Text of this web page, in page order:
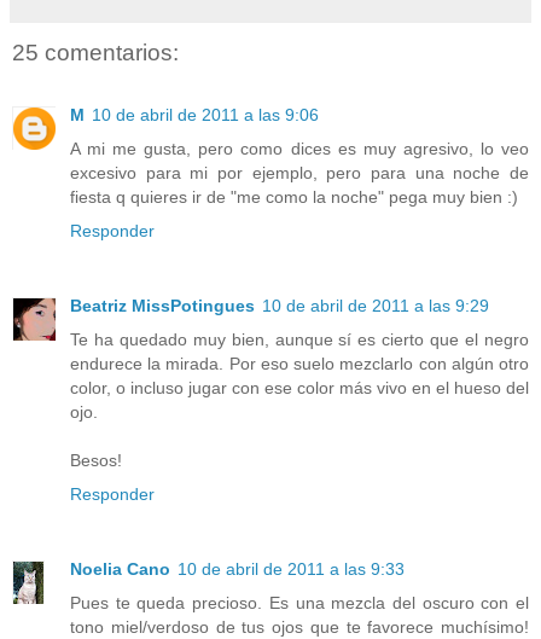
25 comentarios:
M 10 de abril de 2011 a las 9:06
A mi me gusta, pero como dices es muy agresivo, lo veo
excesivo para mi por ejemplo, pero para una noche de
fiesta q quieres ir de "me como la noche" pega muy bien :)
Responder
Beatriz MissPotingues 10 de abril de 2011 a las 9:29
Te ha quedado muy bien, aunque sí es cierto que el negro
endurece la mirada. Por eso suelo mezclarlo con algún otro
color, o incluso jugar con ese color más vivo en el hueso del
ojo.
Besos!
Responder
Noelia Cano 10 de abril de 2011 a las 9:33
Pues te queda precioso. Es una mezcla del oscuro con el
tono miel/verdoso de tus ojos que te favorece muchísimo!